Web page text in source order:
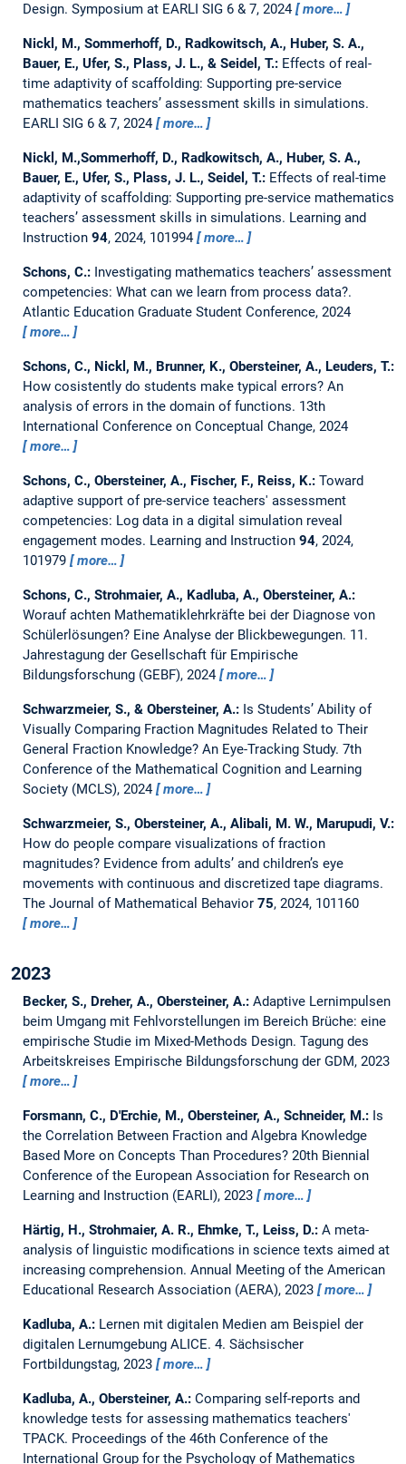
Design. Symposium at EARLI SIG 6 & 7, 2024 more…
Nickl, M., Sommerhoff, D., Radkowitsch, A., Huber, S. A.,
Bauer, E., Ufer, S., Plass, J. L., & Seidel, T.: Effects of real-
time adaptivity of scaffolding: Supporting pre-service
mathematics teachers’ assessment skills in simulations.
EARLI SIG 6 & 7, 2024
more…
Nickl, M.,Sommerhoff, D., Radkowitsch, A., Huber, S. A.,
Bauer, E., Ufer, S., Plass, J. L., Seidel, T.: Effects of real-time
adaptivity of scaffolding: Supporting pre-service mathematics
teachers’ assessment skills in simulations. Learning and
Instruction 94, 2024, 101994 more…
Schons, C.: Investigating mathematics teachers’ assessment
competencies: What can we learn from process data?.
Atlantic Education Graduate Student Conference, 2024
more…
Schons, C., Nickl, M., Brunner, K., Obersteiner, A., Leuders, T.:
How cosistently do students make typical errors? An
analysis of errors in the domain of functions. 13th
International Conference on Conceptual Change, 2024
more…
Schons, C., Obersteiner, A., Fischer, F., Reiss, K.: Toward
adaptive support of pre-service teachers' assessment
competencies: Log data in a digital simulation reveal
engagement modes. Learning and Instruction 94, 2024,
101979
more…
Schons, C., Strohmaier, A., Kadluba, A., Obersteiner, A.:
Worauf achten Mathematiklehrkräfte bei der Diagnose von
Schülerlösungen? Eine Analyse der Blickbewegungen. 11.
Jahrestagung der Gesellschaft für Empirische
Bildungsforschung (GEBF), 2024
more…
Schwarzmeier, S., & Obersteiner, A.: Is Students’ Ability of
Visually Comparing Fraction Magnitudes Related to Their
General Fraction Knowledge? An Eye-Tracking Study. 7th
Conference of the Mathematical Cognition and Learning
Society (MCLS), 2024
more…
Schwarzmeier, S., Obersteiner, A., Alibali, M. W., Marupudi, V.:
How do people compare visualizations of fraction
magnitudes? Evidence from adults’ and children’s eye
movements with continuous and discretized tape diagrams.
The Journal of Mathematical Behavior 75, 2024, 101160
more…
2023
Becker, S., Dreher, A., Obersteiner, A.: Adaptive Lernimpulsen
beim Umgang mit Fehlvorstellungen im Bereich Brüche: eine
empirische Studie im Mixed-Methods Design. Tagung des
Arbeitskreises Empirische Bildungsforschung der GDM, 2023
more…
Forsmann, C., D'Erchie, M., Obersteiner, A., Schneider, M.: Is
the Correlation Between Fraction and Algebra Knowledge
Based More on Concepts Than Procedures? 20th Biennial
Conference of the European Association for Research on
Learning and Instruction (EARLI), 2023
more…
Härtig, H., Strohmaier, A. R., Ehmke, T., Leiss, D.: A meta-
analysis of linguistic modifications in science texts aimed at
increasing comprehension. Annual Meeting of the American
Educational Research Association (AERA), 2023
more…
Kadluba, A.: Lernen mit digitalen Medien am Beispiel der
digitalen Lernumgebung ALICE. 4. Sächsischer
Fortbildungstag, 2023
more…
Kadluba, A., Obersteiner, A.: Comparing self-reports and
knowledge tests for assessing mathematics teachers'
TPACK. Proceedings of the 46th Conference of the
International Group for the Psychology of Mathematics